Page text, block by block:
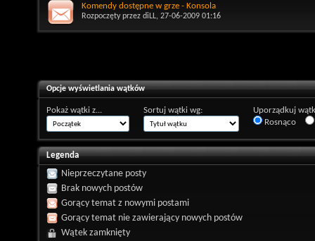
Komendy dostępne w grze - Konsola
Rozpoczęty przez diLL, 27-06-2009 01:16
Opcje wyświetlania wątków
Pokaż wątki z... Sortuj wątki wg:
Uporządkuj
Rosnąco
Legenda
Nieprzeczytane posty
Brak nowych postów
Gorący temat z nowymi postami
Gorący temat nie zawierający nowych postów
Wątek zamknięty